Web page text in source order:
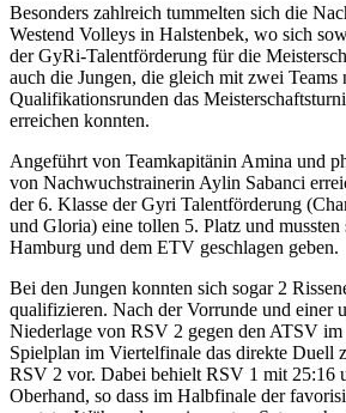
Besonders zahlreich tummelten sich die
Westend Volleys in Halstenbek, wo sich
der GyRi-Talentförderung für die
auch die Jungen, die gleich mit zwei Teams
Qualifikationsrunden das
erreichen konnten.
Angeführt von Teamkapitänin Amina und
von Nachwuchstrainerin Aylin Sabanci
der 6. Klasse der Gyri Talentförderung
und Gloria) eine tollen 5. Platz und
Hamburg und dem ETV geschlagen geben.
Bei den Jungen konnten sich sogar 2
qualifizieren. Nach der Vorrunde und einer
Niederlage von RSV 2 gegen den ATSV im
Spielplan im Viertelfinale das direkte Duell
RSV 2 vor. Dabei behielt RSV 1 mit 25:16
Oberhand, so dass im Halbfinale der